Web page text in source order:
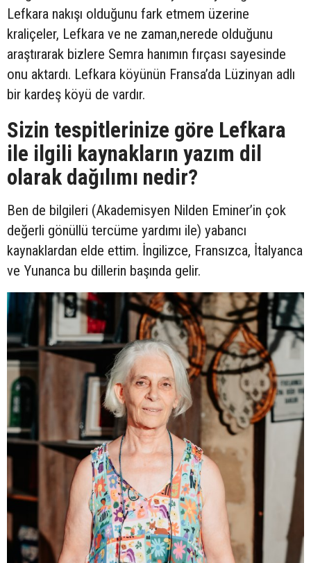
Lefkara nakışı olduğunu fark etmem üzerine
kraliçeler, Lefkara ve ne zaman,nerede olduğunu
araştırarak bizlere Semra hanımın fırçası sayesinde
onu aktardı. Lefkara köyünün Fransa’da Lüzinyan adlı
bir kardeş köyü de vardır.
Sizin tespitlerinize göre Lefkara
ile ilgili kaynakların yazım dil
olarak dağılımı nedir?
Ben de bilgileri (Akademisyen Nilden Eminer’in çok
değerli gönüllü tercüme yardımı ile) yabancı
kaynaklardan elde ettim. İngilizce, Fransızca, İtalyanca
ve Yunanca bu dillerin başında gelir.